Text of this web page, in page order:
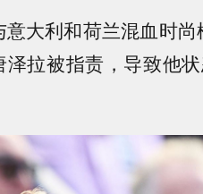
大利和荷兰混血时尚
拉被指责，导致他